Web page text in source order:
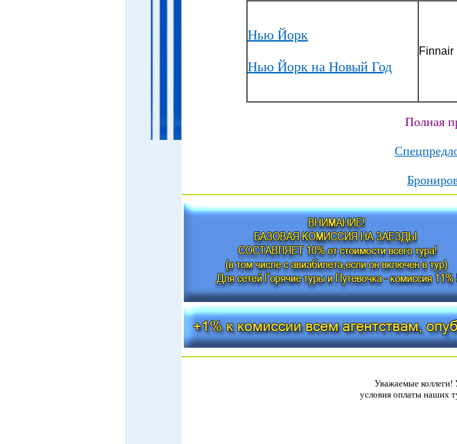
Нью Йорк
Нью Йорк на Новый Год
Finnair
Полная
Уважаемые
условия оплаты